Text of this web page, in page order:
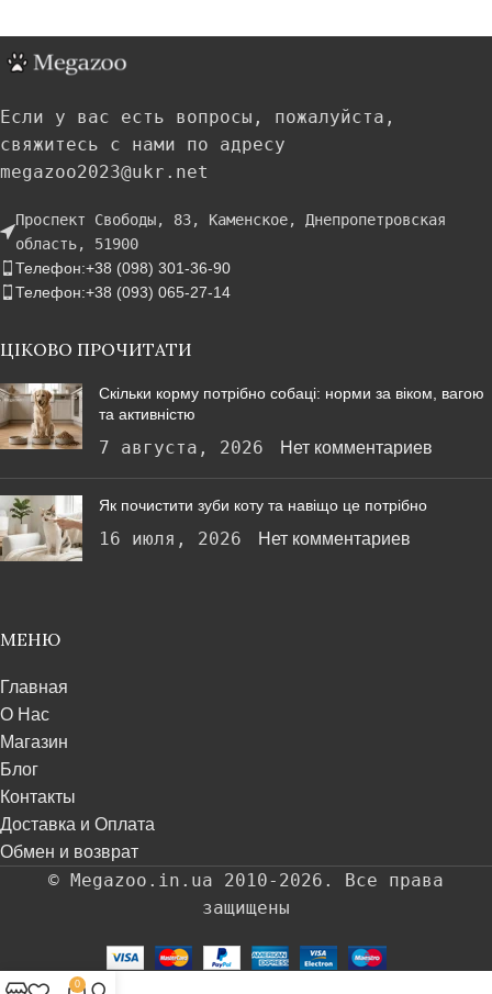
Если у вас есть вопросы, пожалуйста,
свяжитесь с нами по адресу
megazoo2023@ukr.net
Проспект Свободы, 83, Каменское, Днепропетровская
область, 51900
Телефон:+38 (098) 301-36-90
Телефон:+38 (093) 065-27-14
ЦІКОВО ПРОЧИТАТИ
Скільки корму потрібно собаці: норми за віком, вагою
та активністю
7 августа, 2026 Нет комментариев
Як почистити зуби коту та навіщо це потрібно
16 июля, 2026 Нет комментариев
МЕНЮ
Главная
О Нас
Магазин
Блог
Контакты
Доставка и Оплата
Обмен и возврат
© Megazoo.in.ua 2010-2026. Все права
защищены
0